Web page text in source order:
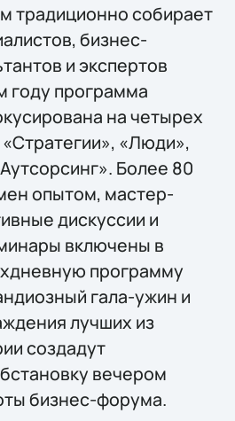
традиционно собирает
бизнес-
и экспертов
году программа
на четырех
«Люди»,
Более 80
опытом, мастер-
дискуссии и
включены в
программу
гала-ужин и
лучших из
создадут
вечером
бизнес-форума.